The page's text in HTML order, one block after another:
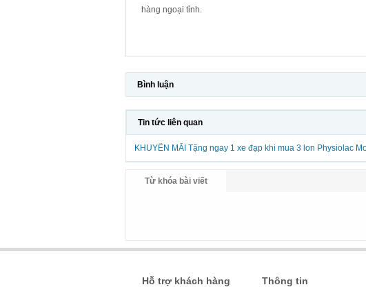
hàng ngoại tỉnh.
Bình luận
Tin tức liên quan
KHUYẾN MÃI Tặng ngay 1 xe đạp khi mua 3 lon Physiolac
Từ khóa bài viết
Hỗ trợ khách hàng Thông tin